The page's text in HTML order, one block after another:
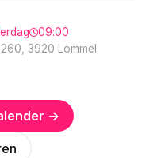
09:00
3920 Lommel
→